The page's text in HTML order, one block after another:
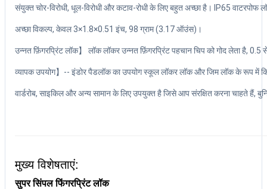
संयुक्त चोर-विरोधी, धूल-विरोधी और कटाव-रोधी के लिए बहुत अच्छा है। IP65 वाटरपोफ
अच्छा विकल्प, केवल 3×1.8×0.51 इंच, 98 ग्राम (3.17 ऑउंस)।
उन्नत फ़िंगरप्रिंट लॉक】 लॉक लॉकर उन्नत फ़िंगरप्रिंट पहचान चिप को गोद लेता है,
व्यापक उपयोग】-- इंडोर पैडलॉक का उपयोग स्कूल लॉकर लॉक और जिम लॉक के रूप में
वार्डरोब, साइकिल और अन्य सामान के लिए उपयुक्त है जिसे आप संरक्षित करना चाहते हैं,
मुख्य विशेषताएं:
सुपर सिंपल फिंगरप्रिंट लॉक